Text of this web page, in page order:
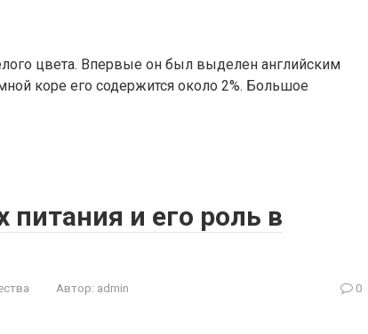
цвета. Впервые он был выделен английским
коре его содержится около 2%. Большое
и его роль в
Автор: admin 0